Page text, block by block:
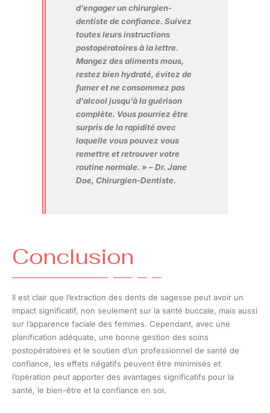
d’engager un chirurgien-
dentiste de confiance. Suivez
toutes leurs instructions
postopératoires à la lettre.
Mangez des aliments mous,
restez bien hydraté, évitez de
fumer et ne consommez pas
d’alcool jusqu’à la guérison
complète. Vous pourriez être
surpris de la rapidité avec
laquelle vous pouvez vous
remettre et retrouver votre
routine normale. » – Dr. Jane
Doe, Chirurgien-Dentiste.
Conclusion
Il est clair que l’extraction des dents de sagesse peut avoir un
impact significatif, non seulement sur la santé buccale, mais aussi
sur l’apparence faciale des femmes. Cependant, avec une
planification adéquate, une bonne gestion des soins
postopératoires et le soutien d’un professionnel de santé de
confiance, les effets négatifs peuvent être minimisés et
l’opération peut apporter des avantages significatifs pour la
santé, le bien-être et la confiance en soi.